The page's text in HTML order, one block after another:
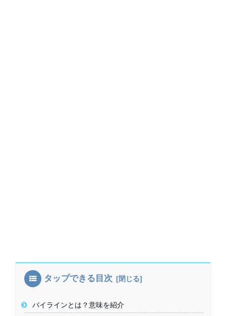
タップできる目次
バイラインとは？意味を紹介